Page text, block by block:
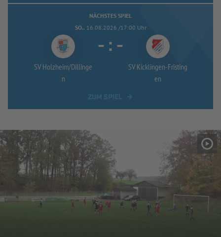
NÄCHSTES SPIEL
SO.. 16.08.2026 /17:00 Uhr
SV Holzheim/Dillinge
n
- : -
SV Kicklingen-Fristing
en